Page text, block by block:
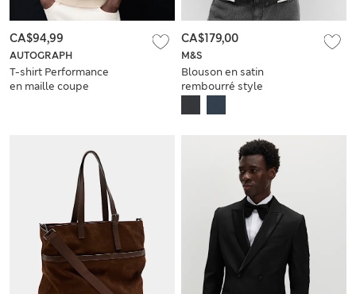
AUTOGRAPH
T-shirt Performance
en maille coupe
CA$94,99
M&S
Blouson en satin
rembourré style
CA$179,00